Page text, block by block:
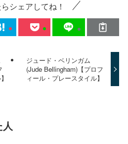
シェアしてね！
ジュード・ベリンガム
(Jude Bellingham)【プロフ
ィール・プレースタイル】
人